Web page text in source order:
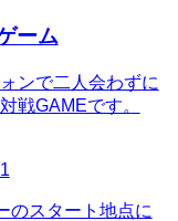
ーム
ンで二人会わずに
戦GAMEです。
1
のスタート地点に